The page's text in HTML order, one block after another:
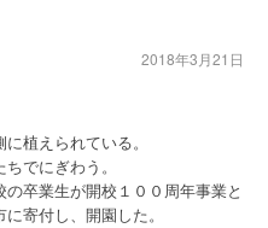
植えられている。
でにぎわう。
卒業生が開校１００周年事業と
寄付し、開園した。
2018年3月21日